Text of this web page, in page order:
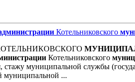
Котельниковского
Котельниковского
стажу муниципальной службы
муниципальной ...